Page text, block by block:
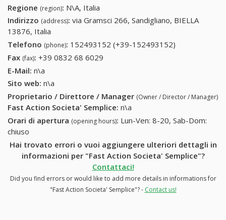
Regione (region): N\A, Italia
Indirizzo (address): via Gramsci 266, Sandigliano, BIELLA
13876, Italia
Telefono (phone): 152493152 (+39-152493152)
Fax (fax): +39 0832 68 6029
E-Mail: n\a
Sito web: n\a
Proprietario / Direttore / Manager (Owner / Director / Manager)
Fast Action Societa' Semplice: n\a
Orari di apertura (opening hours): Lun-Ven: 8-20, Sab-Dom:
chiuso
Hai trovato errori o vuoi aggiungere ulteriori dettagli in
informazioni per "Fast Action Societa' Semplice"?
Contattaci!
Did you find errors or would like to add more details in informations for
"Fast Action Societa' Semplice"? - Contact us!